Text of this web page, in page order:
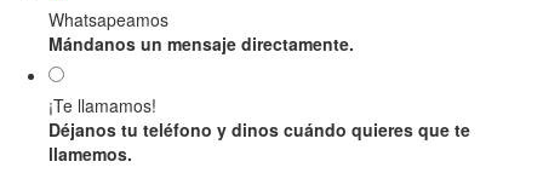
Whatsapeamos
Mándanos un mensaje directamente.
¡Te llamamos!
Déjanos tu teléfono y dinos cuándo quieres que te
llamemos.